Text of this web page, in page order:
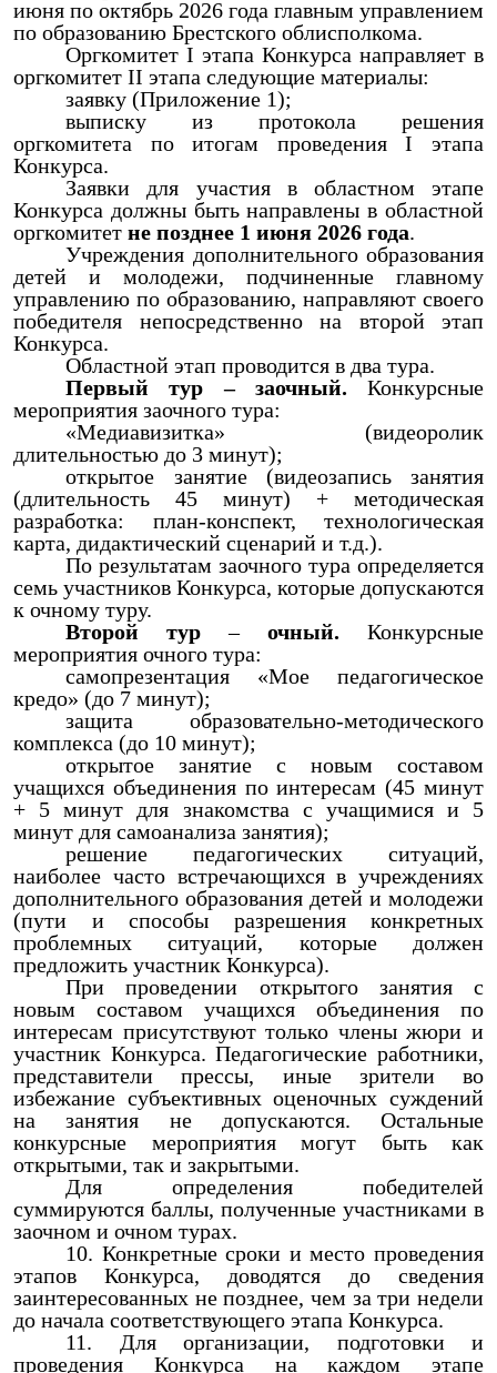
июня по октябрь 2026 года главным управлением
по образованию Брестского облисполкома.
Оргкомитет I этапа Конкурса направляет в
оргкомитет II этапа следующие материалы:
заявку (Приложение 1);
выписку из протокола решения
оргкомитета по итогам проведения I этапа
Конкурса.
Заявки для участия в областном этапе
Конкурса должны быть направлены в областной
оргкомитет не позднее 1 июня 2026 года.
Учреждения дополнительного образования
детей и молодежи, подчиненные главному
управлению по образованию, направляют своего
победителя непосредственно на второй этап
Конкурса.
Областной этап проводится в два тура.
Первый тур – заочный. Конкурсные
мероприятия заочного тура:
«Медиавизитка» (видеоролик
длительностью до 3 минут);
открытое занятие (видеозапись занятия
(длительность 45 минут) + методическая
разработка: план-конспект, технологическая
карта, дидактический сценарий и т.д.).
По результатам заочного тура определяется
семь участников Конкурса, которые допускаются
к очному туру.
Второй тур –очный. Конкурсные
мероприятия очного тура:
самопрезентация «Мое педагогическое
кредо» (до 7 минут);
защита образовательно-методического
комплекса (до 10 минут);
открытое занятие с новым составом
учащихся объединения по интересам (45 минут
+ 5 минут для знакомства с учащимися и 5
минут для самоанализа занятия);
решение педагогических ситуаций,
наиболее часто встречающихся в учреждениях
дополнительного образования детей и молодежи
(пути и способы разрешения конкретных
проблемных ситуаций, которые должен
предложить участник Конкурса).
При проведении открытого занятия с
новым составом учащихся объединения по
интересам присутствуют только члены жюри и
участник Конкурса. Педагогические работники,
представители прессы, иные зрители во
избежание субъективных оценочных суждений
на занятия не допускаются. Остальные
конкурсные мероприятия могут быть как
открытыми, так и закрытыми.
Для определения победителей
суммируются баллы, полученные участниками в
заочном и очном турах.
Конкретные сроки и место проведения
этапов Конкурса, доводятся до сведения
заинтересованных не позднее, чем за три недели
до начала соответствующего этапа Конкурса.
Для организации, подготовки и
проведения Конкурса на каждом этапе